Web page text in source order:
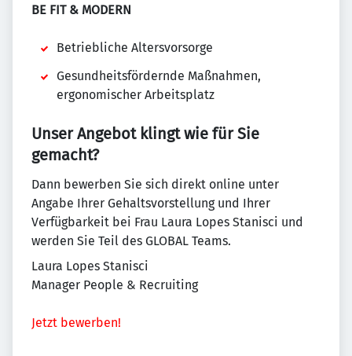
BE FIT & MODERN
Betriebliche Altersvorsorge
Gesundheitsfördernde Maßnahmen,
ergonomischer Arbeitsplatz
Unser Angebot klingt wie für Sie
gemacht?
Dann bewerben Sie sich direkt online unter
Angabe Ihrer Gehaltsvorstellung und Ihrer
Verfügbarkeit bei Frau Laura Lopes Stanisci und
werden Sie Teil des GLOBAL Teams.
Laura Lopes Stanisci
Manager People & Recruiting
Jetzt bewerben!